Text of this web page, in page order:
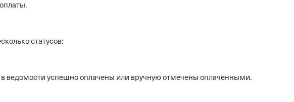
статусов:
ведомости успешно оплачены или вручную отмечены оплаченными.